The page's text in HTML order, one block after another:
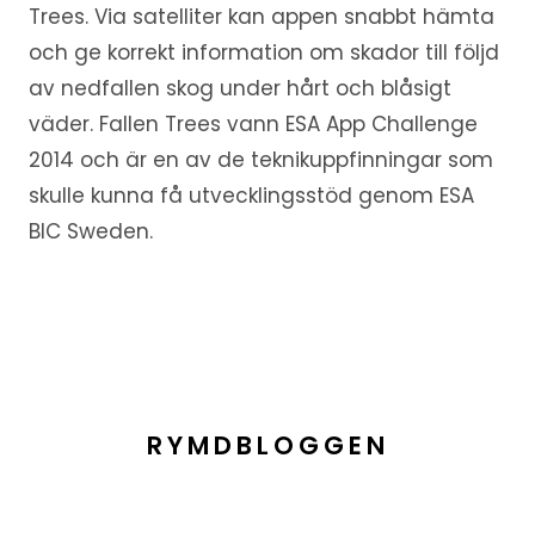
Trees. Via satelliter kan appen snabbt hämta
och ge korrekt information om skador till följd
av nedfallen skog under hårt och blåsigt
väder. Fallen Trees vann ESA App Challenge
2014 och är en av de teknikuppfinningar som
skulle kunna få utvecklingsstöd genom ESA
BIC Sweden.
RYMDBLOGGEN